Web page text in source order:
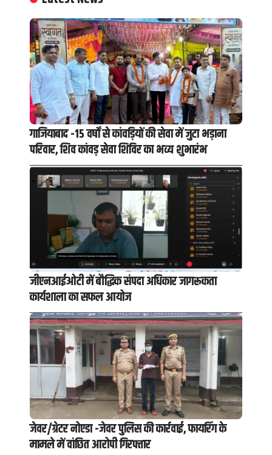
गाजियाबाद -15 वर्षों से कांवड़ियों की सेवा में जुटा भड़ाना
परिवार, शिव कांवड़ सेवा शिविर का भव्य शुभारंभ
जीएनआईओटी में बौद्धिक संपदा अधिकार जागरूकता
कार्यशाला का सफल आयोज
जेवर/ग्रेटर नोएडा -जेवर पुलिस की कार्रवाई, फायरिंग के
मामले में वांछित आरोपी गिरफ्तार